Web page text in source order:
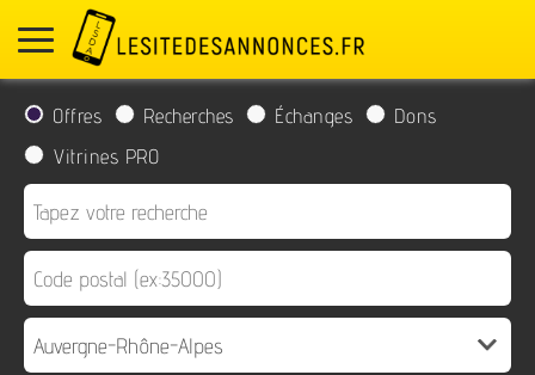
Offres Recherches Échanges
Dons
Vitrines PRO